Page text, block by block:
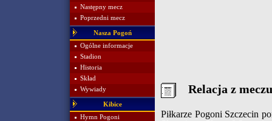
Następny mecz
Poprzedni mecz
Nasza Pogoń
Ogólne informacje
Stadion
Historia
Skład
Wywiady
Kibice
Hymn Pogoni
Relacja z meczu
Piłkarze Pogoni Szczecin